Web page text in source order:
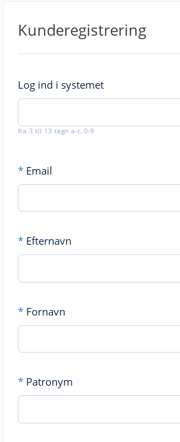
Kunderegistrering
Log ind i systemet
fra 3 til 13 tegn a-z, 0-9
* Email
* Efternavn
* Fornavn
* Patronym